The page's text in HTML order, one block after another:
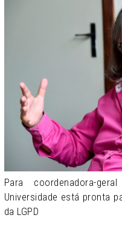
Para coordenadora-
Universidade está pronta
da LGPD